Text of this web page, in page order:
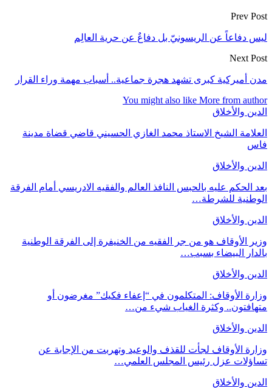
Prev Post
ليس دفاعاً عن الريسونيّ بل دفاعٌ عن حرية العالِم
Next Post
مدن أميركية كبرى تشهد هجرة جماعية.. أسباب مهمة وراء القرار
You might also like More from author
الدين والأخلاق
العلامة الشيخ الاستاذ محمد الغازي الحسيني قاضي قضاة مدينة
فاس
الدين والأخلاق
بعد الحكم عليه بالحبس النافذ العالم والفقيه الادريسي أمام الفرقة
الوطنية للشرطة…
الدين والأخلاق
وزير الأوقاف هو من جر الفقيه من الخنيفرة إلى الفرقة الوطنية
بالدار البيضاء بسبب…
الدين والأخلاق
وزارة الأوقاف: المتكلمون في “إعفاء فكيك” مغرضون أو
متهافتون.. وكثرة الغياب شيء من…
الدين والأخلاق
وزارة الأوقاف لجأت للقذف والوعيد وتهربت من الإجابة عن
تساؤلات عزل رئيس المجلس العلمي…
الدين والأخلاق